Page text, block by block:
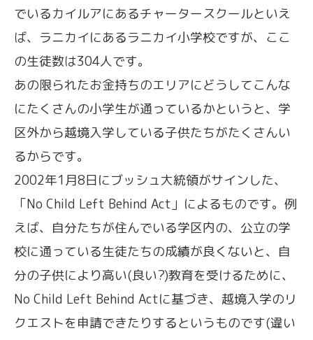
でいるカイルアにあるチャータースクールといえ
ば、ラニカイにあるラニカイ小学校ですが、ここ
の生徒数は304人です。
あの限られたお金持ちのエリアにどうしてこんな
にたくさんの小学生が通っているかというと、学
区外から越境入学している子供たちがたくさんい
るからです。
2002年1月8日にブッシュ大統領がサインした、
「No Child Left Behind Act」によるものです。例
えば、自分たちが住んでいる学区内の、公立の学
校に通っている生徒たちの成績が良くないと、自
分の子供により高い(良い?)教育を受けるために、
No Child Left Behind Actに基づき、越境入学のリ
クエストを申請できたりするというものです(違い